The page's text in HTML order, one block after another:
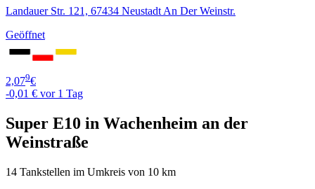
Landauer Str. 121, 67434 Neustadt An Der Weinstr.
Geöffnet
2,079€
-0,01 € vor 1 Tag
Super E10 in Wachenheim an der
Weinstraße
14 Tankstellen im Umkreis von 10 km